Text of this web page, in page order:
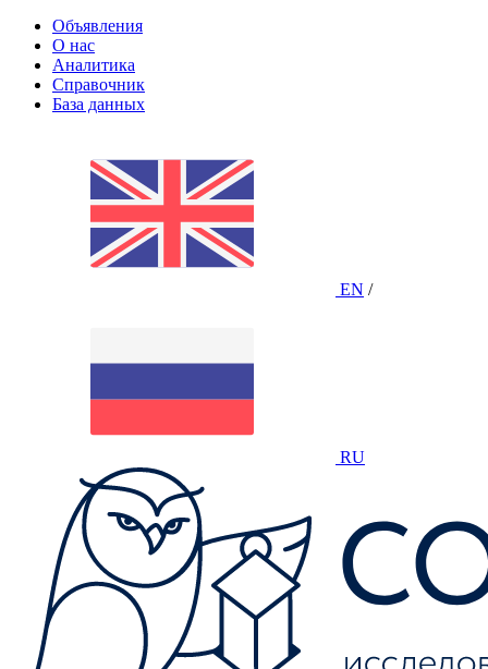
Объявления
О нас
Аналитика
Справочник
База данных
EN /
RU